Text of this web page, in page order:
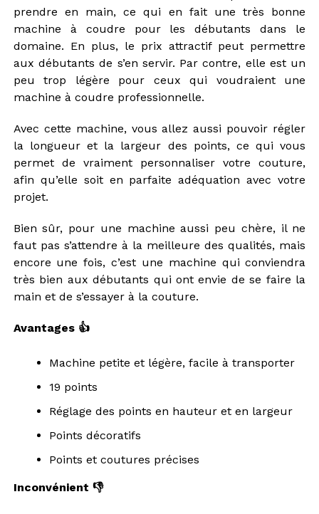
prendre en main, ce qui en fait une très bonne
machine à coudre pour les débutants dans le
domaine. En plus, le prix attractif peut permettre
aux débutants de s’en servir. Par contre, elle est un
peu trop légère pour ceux qui voudraient une
machine à coudre professionnelle.
Avec cette machine, vous allez aussi pouvoir régler
la longueur et la largeur des points, ce qui vous
permet de vraiment personnaliser votre couture,
afin qu’elle soit en parfaite adéquation avec votre
projet.
Bien sûr, pour une machine aussi peu chère, il ne
faut pas s’attendre à la meilleure des qualités, mais
encore une fois, c’est une machine qui conviendra
très bien aux débutants qui ont envie de se faire la
main et de s’essayer à la couture.
Avantages 👍
Machine petite et légère, facile à transporter
19 points
Réglage des points en hauteur et en largeur
Points décoratifs
Points et coutures précises
Inconvénient 👎